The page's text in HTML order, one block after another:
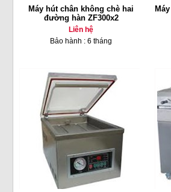
Máy hút chân không chè hai
đường hàn ZF300x2
Liên hệ
Bảo hành : 6 tháng